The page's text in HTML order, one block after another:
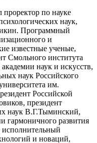
проректор по науке
наук,
Программный
и
известные ученые,
Смольного института
наук и искусств,
наук Российского
им.
Российской
президент
наук В.Г.Тыминский,
гармоничного развития
и новаций,